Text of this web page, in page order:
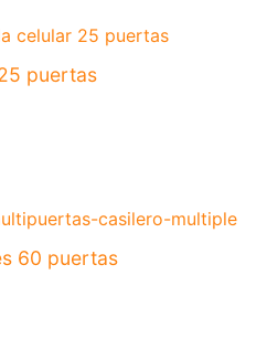
puertas
60 puertas